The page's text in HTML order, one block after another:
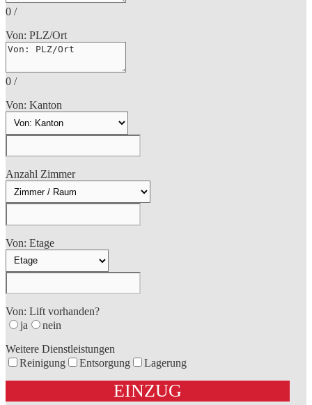
0 /
Von: PLZ/Ort
0 /
Von: Kanton
Anzahl Zimmer
Von: Etage
Von: Lift vorhanden?
ja
nein
Weitere Dienstleistungen
Reinigung
Entsorgung Lagerung
EINZUG